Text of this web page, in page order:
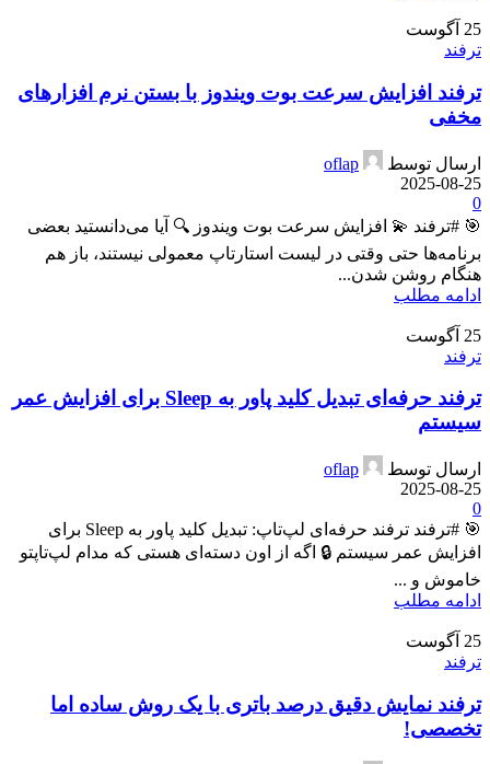
25 آگوست
ترفند
ترفند افزایش سرعت بوت ویندوز با بستن نرم افزارهای
مخفی
ارسال توسط
oflap
2025-08-25
0
🎯 #ترفند 💫 افزایش سرعت بوت ویندوز 🔍 آیا می‌دانستید بعضی
برنامه‌ها حتی وقتی در لیست استارتاپ معمولی نیستند، باز هم
هنگام روشن شدن...
ادامه مطلب
25 آگوست
ترفند
ترفند حرفه‌ای تبدیل کلید پاور به Sleep برای افزایش عمر
سیستم
ارسال توسط
oflap
2025-08-25
0
🎯 #ترفند ترفند حرفه‌ای لپ‌تاپ: تبدیل کلید پاور به Sleep برای
افزایش عمر سیستم 🔒 اگه از اون دسته‌ای هستی که مدام لپ‌تاپتو
خاموش و ...
ادامه مطلب
25 آگوست
ترفند
ترفند نمایش دقیق درصد باتری با یک روش ساده اما
تخصصی!